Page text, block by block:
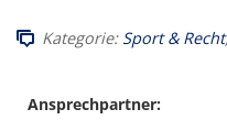
Kategorie: Sport & Recht
Ansprechpartner: